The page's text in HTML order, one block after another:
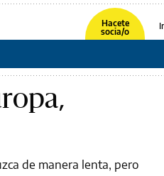
Hacete
socia/o
de manera lenta, pero